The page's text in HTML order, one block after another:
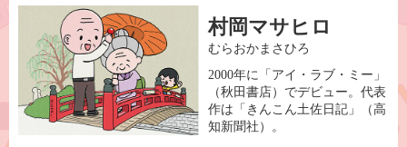
村岡マサヒロ
むらおかまさひろ
2000年に「アイ・ラブ・ミー」
（秋⽥書店）でデビュー。代表
作は「きんこん⼟佐⽇記」（⾼
知新聞社）。